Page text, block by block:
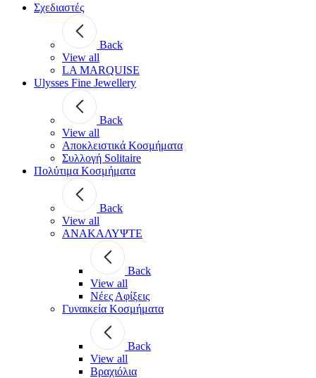
Σχεδιαστές
Back
View all
LA MARQUISE
Ulysses Fine Jewellery
Back
View all
Αποκλειστικά Κοσμήματα
Συλλογή Solitaire
Πολύτιμα Κοσμήματα
Back
View all
ΑΝΑΚΑΛΥΨΤΕ
Back
View all
Νέες Αφίξεις
Γυναικεία Κοσμήματα
Back
View all
Βραχιόλια